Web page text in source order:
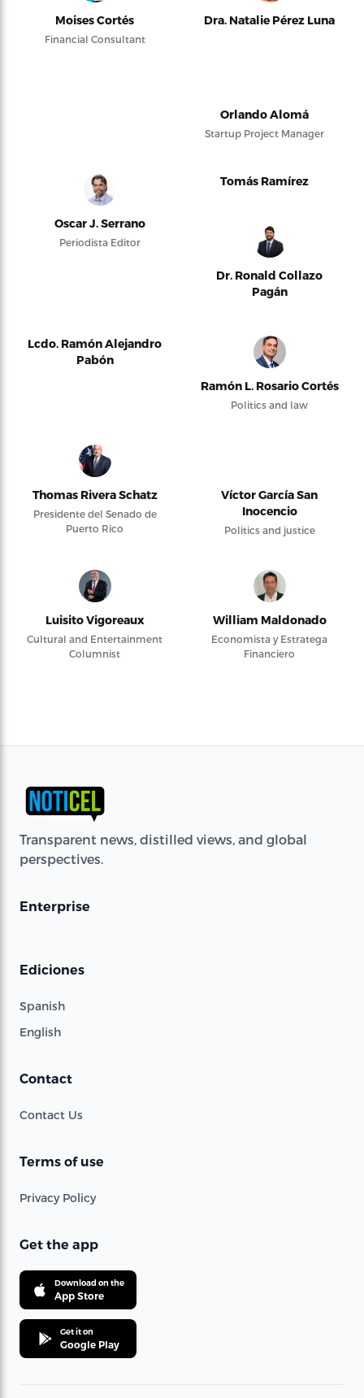
Moises Cortés
Financial Consultant
Dra. Natalie Pérez Luna
Orlando Alomá
Startup Project Manager
Oscar J. Serrano
Periodista Editor
Tomás Ramírez
Dr. Ronald Collazo
Pagán
Lcdo. Ramón Alejandro
Pabón
Ramón L. Rosario Cortés
Politics and law
Thomas Rivera Schatz
Presidente del Senado de
Puerto Rico
Víctor García San
Inocencio
Politics and justice
Luisito Vigoreaux
Cultural and Entertainment
Columnist
William Maldonado
Economista y Estratega
Financiero
Transparent news, distilled views, and global
perspectives.
Enterprise
Ediciones
Spanish
English
Contact
Contact Us
Terms of use
Privacy Policy
Get the app
Download on the
App Store
Get it on
Google Play